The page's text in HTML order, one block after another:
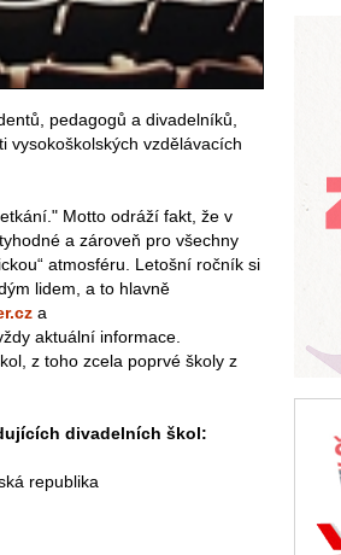
pedagogů a divadelníků,
vysokoškolských vzdělávacích
Motto odráží fakt, že v
a zároveň pro všechny
atmosféru. Letošní ročník si
lidem, a to hlavně
a
aktuální informace.
z toho zcela poprvé školy z
divadelních škol:
republika